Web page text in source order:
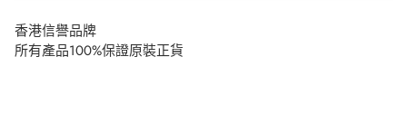
香港信譽品牌
所有產品100%保證原裝正貨